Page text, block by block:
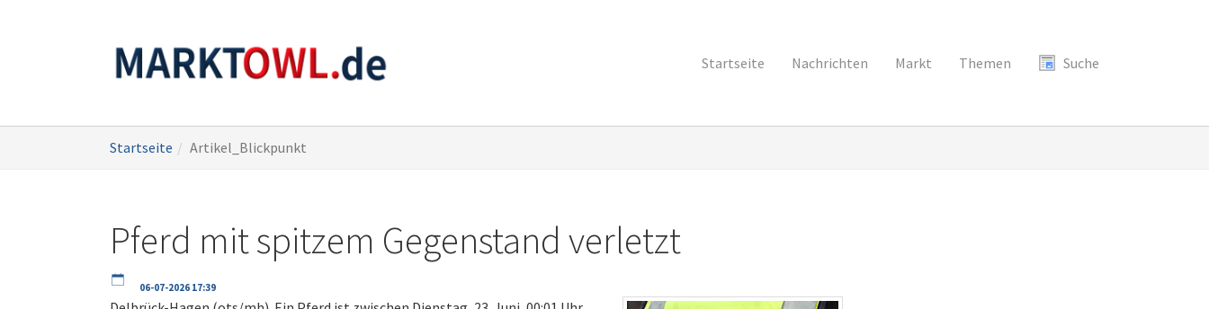
Startseite Nachrichten Markt Themen Suche
sind
Startseite Artikel_Blickpunkt
Pferd mit spitzem Gegenstand verletzt
06-07-2026 17:39